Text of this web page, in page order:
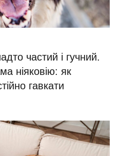
частий і гучний.
ніяковію: як
гавкати